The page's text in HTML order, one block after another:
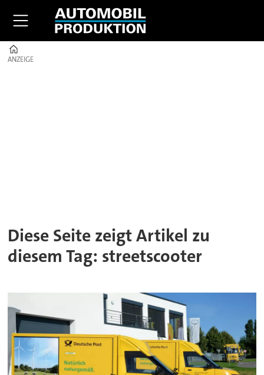
ANZEIGE
ANZEIGE
Diese Seite zeigt Artikel zu
diesem Tag: streetscooter